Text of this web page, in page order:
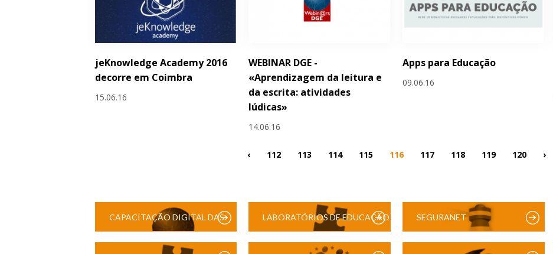
jeKnowledge Academy 2016
decorre em Coimbra
15.06.16
WEBINAR DGE -
«Aprendizagem da leitura e
da escrita: atividades
lúdicas»
14.06.16
Apps para Educação
09.06.16
‹ 112 113 114 115 116 117 118 119 120 ›
CAPACITAÇÃO DIGITAL DAS LABORATÓRIOS DE EDUCAÇÃO SEGURANET